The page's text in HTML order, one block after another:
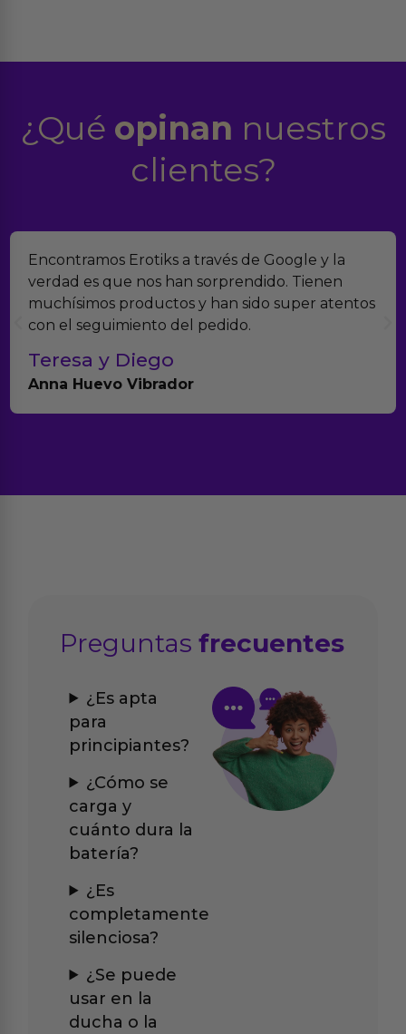
¿Qué opinan nuestros
clientes?
Suelo comprar en tiendas eróticas online, y
Erotiks es una de las que más me gustan. No he
tenido nunca ningún problema con los
productos.
Paula A.
Brightpurple Vibrador y Rotador
Preguntasfrecuentes
¿Es apta
para
principiantes?
¿Cómo se
carga y
cuánto dura la
batería?
¿Es
completamente
silenciosa?
¿Se puede
usar en la
ducha o la